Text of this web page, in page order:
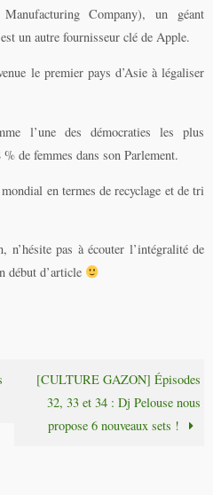
Company), un géant
un autre fournisseur clé de Apple.
le premier pays d’Asie à légaliser
l’une des démocraties les plus
de femmes dans son Parlement.
en termes de recyclage et de tri
pas à écouter l’intégralité de
début d’article
[CULTURE GAZON] Épisodes
32, 33 et 34 : Dj Pelouse nous
propose 6 nouveaux sets !